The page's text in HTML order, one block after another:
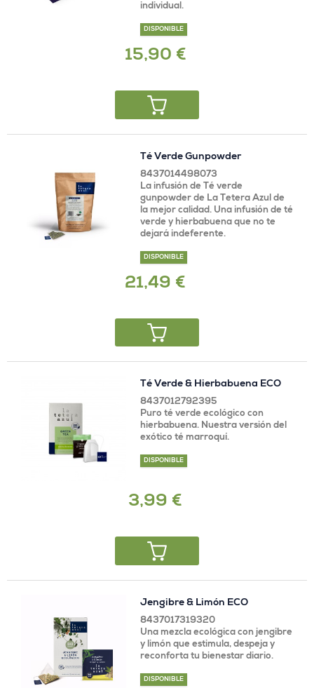
individual.
DISPONIBLE
15,90 €
Té Verde Gunpowder
8437014498073
La infusión de Té verde
gunpowder de La Tetera Azul de
la mejor calidad. Una infusión de té
verde y hierbabuena que no te
dejará indeferente.
DISPONIBLE
21,49 €
Té Verde & Hierbabuena ECO
8437012792395
Puro té verde ecológico con
hierbabuena. Nuestra versión del
exótico té marroquí.
DISPONIBLE
3,99 €
Jengibre & Limón ECO
8437017319320
Una mezcla ecológica con jengibre
y limón que estimula, despeja y
reconforta tu bienestar diario.
DISPONIBLE